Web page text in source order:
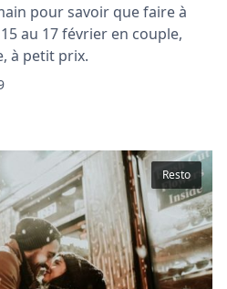
pour savoir que faire à
au 17 février en couple,
à petit prix.
Resto